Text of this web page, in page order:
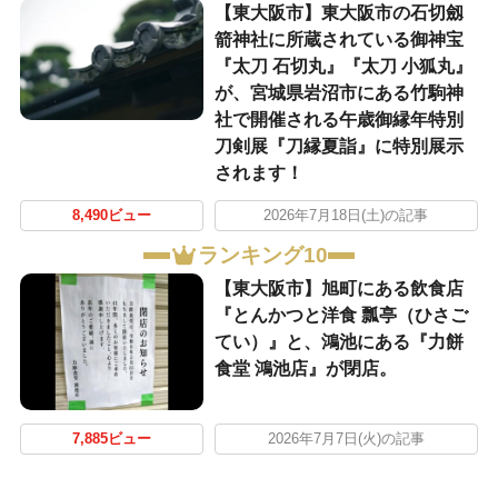
【東大阪市】東大阪市の石切劔
箭神社に所蔵されている御神宝
『太刀 石切丸』『太刀 小狐丸』
が、宮城県岩沼市にある竹駒神
社で開催される午歳御縁年特別
刀剣展『刀縁夏詣』に特別展示
されます！
8,490ビュー 2026年7月18日(土)の記事
ランキング10
【東大阪市】旭町にある飲食店
『とんかつと洋食 瓢亭（ひさご
てい）』と、鴻池にある『力餅
食堂 鴻池店』が閉店。
7,885ビュー 2026年7月7日(火)の記事